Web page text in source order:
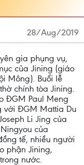
28/Aug/2019
gia phụng vụ,
của Jining (giáo
Mông). Buổi lễ
chính tòa Jining.
ĐGM Paul Meng
với ĐGM Mattia Du
Li Jing của
của
tế, nhiều người
phận Jining,
nước.